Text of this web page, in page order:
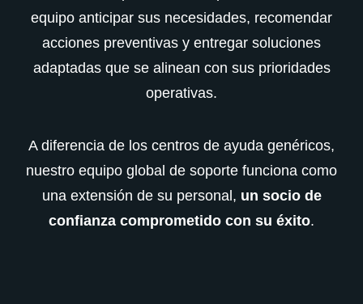
equipo anticipar sus necesidades, recomendar
acciones preventivas y entregar soluciones
adaptadas que se alinean con sus prioridades
operativas.
A diferencia de los centros de ayuda genéricos,
nuestro equipo global de soporte funciona como
una extensión de su personal, un socio de
confianza comprometido con su éxito.